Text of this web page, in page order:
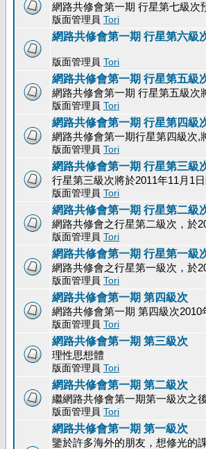
網路共修會第一期 行星第七級次
版面管理員 Tori
網路共修會第一期 行星第六級
版面管理員 Tori
網路共修會第一期 行星第五級
網路共修會第一期 行星第五級次
版面管理員 Tori
網路共修會第一期 行星第四級
網路共修會第一期行星第四級次,
版面管理員 Tori
網路共修會第一期 行星第三級
行星第三級次將於2011年11月1
版面管理員 Tori
網路共修會第一期 行星第二級
網路共修會之行星第二級次，於
版面管理員 Tori
網路共修會第一期 行星第一級
網路共修會之行星第一級次，於
版面管理員 Tori
網路共修會第一期 第四級次
網路共修會第一期 第四級次2010
版面管理員 Tori
網路共修會第一期 第三級次
理性思想體
版面管理員 Tori
網路共修會第一期 第二級次
繼網路共修會第一期第一級次之
版面管理員 Tori
網路共修會第一期 第一級次
鑒於許多海外的朋友，想修光的